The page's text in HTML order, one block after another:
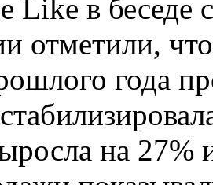
Like в беседе
отметили,
года
на 27%